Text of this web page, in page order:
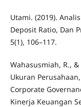
Utami. (2019).
Deposit Ratio, Dan
5(1), 106–117.
Wahasusmiah, R.,
Ukuran
Corporate
Kinerja Keuangan